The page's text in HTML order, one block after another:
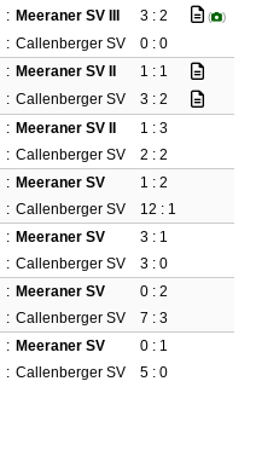
: Meeraner SV III 3 : 2 ( )
: Callenberger SV
0 : 0
: Meeraner SV II
1 : 1
: Callenberger SV
3 : 2
: Meeraner SV II
1 : 3
: Callenberger SV
2 : 2
: Meeraner SV
1 : 2
: Callenberger SV
12 : 1
: Meeraner SV
3 : 1
: Callenberger SV
3 : 0
: Meeraner SV
0 : 2
: Callenberger SV
7 : 3
: Meeraner SV
0 : 1
: Callenberger SV 5 : 0